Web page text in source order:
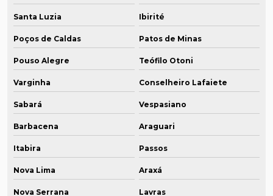
Santa Luzia Ibirité
Poços de Caldas Patos de Minas
Pouso Alegre Teófilo Otoni
Varginha Conselheiro Lafaiete
Sabará Vespasiano
Barbacena Araguari
Itabira Passos
Nova Lima Araxá
Nova Serrana Lavras